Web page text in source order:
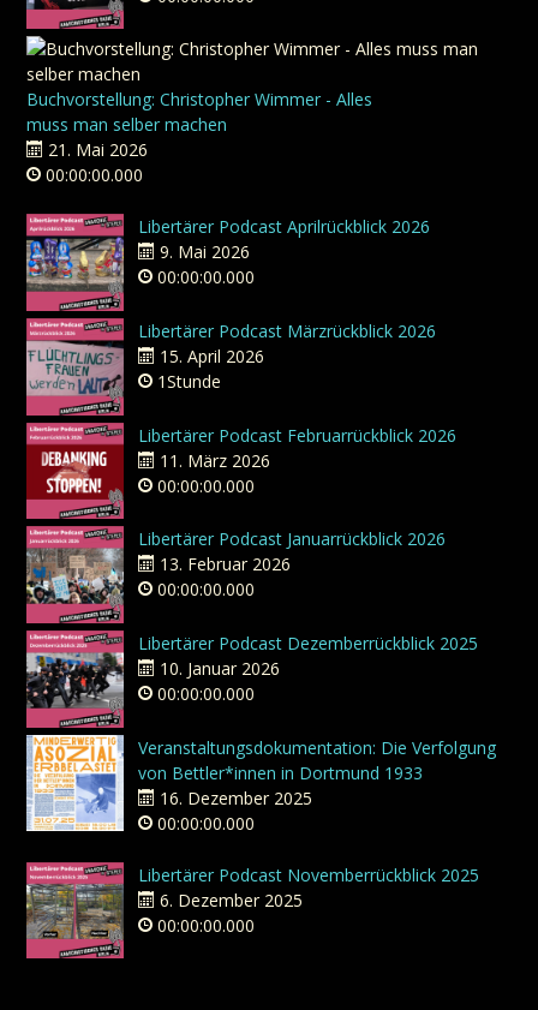
Buchvorstellung: Christopher Wimmer - Alles
muss man selber machen
21. Mai 2026
00:00:00.000
Libertärer Podcast Aprilrückblick 2026
9. Mai 2026
00:00:00.000
Libertärer Podcast Märzrückblick 2026
15. April 2026
1Stunde
Libertärer Podcast Februarrückblick 2026
11. März 2026
00:00:00.000
Libertärer Podcast Januarrückblick 2026
13. Februar 2026
00:00:00.000
Libertärer Podcast Dezemberrückblick 2025
10. Januar 2026
00:00:00.000
Veranstaltungsdokumentation: Die Verfolgung
von Bettler*innen in Dortmund 1933
16. Dezember 2025
00:00:00.000
Libertärer Podcast Novemberrückblick 2025
6. Dezember 2025
00:00:00.000